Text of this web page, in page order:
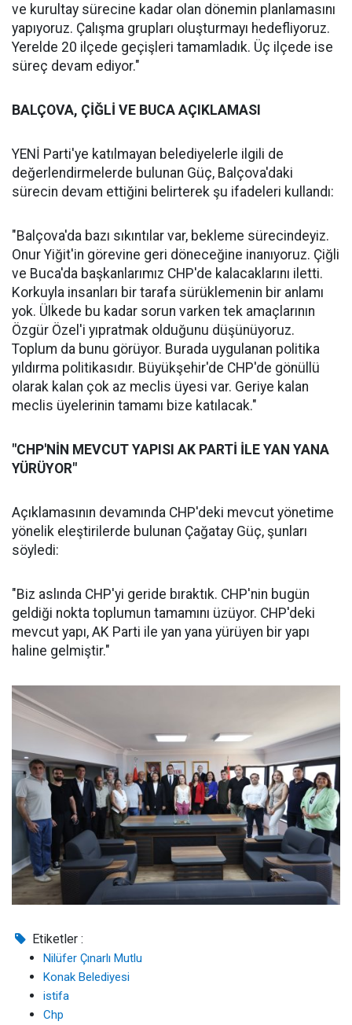
ve kurultay sürecine kadar olan dönemin planlamasını
yapıyoruz. Çalışma grupları oluşturmayı hedefliyoruz.
Yerelde 20 ilçede geçişleri tamamladık. Üç ilçede ise
süreç devam ediyor."
BALÇOVA, ÇİĞLİ VE BUCA AÇIKLAMASI
YENİ Parti'ye katılmayan belediyelerle ilgili de
değerlendirmelerde bulunan Güç, Balçova'daki
sürecin devam ettiğini belirterek şu ifadeleri kullandı:
"Balçova'da bazı sıkıntılar var, bekleme sürecindeyiz.
Onur Yiğit'in görevine geri döneceğine inanıyoruz. Çiğli
ve Buca'da başkanlarımız CHP'de kalacaklarını iletti.
Korkuyla insanları bir tarafa sürüklemenin bir anlamı
yok. Ülkede bu kadar sorun varken tek amaçlarının
Özgür Özel'i yıpratmak olduğunu düşünüyoruz.
Toplum da bunu görüyor. Burada uygulanan politika
yıldırma politikasıdır. Büyükşehir'de CHP'de gönüllü
olarak kalan çok az meclis üyesi var. Geriye kalan
meclis üyelerinin tamamı bize katılacak."
"CHP'NİN MEVCUT YAPISI AK PARTİ İLE YAN YANA
YÜRÜYOR"
Açıklamasının devamında CHP'deki mevcut yönetime
yönelik eleştirilerde bulunan Çağatay Güç, şunları
söyledi:
"Biz aslında CHP'yi geride bıraktık. CHP'nin bugün
geldiği nokta toplumun tamamını üzüyor. CHP'deki
mevcut yapı, AK Parti ile yan yana yürüyen bir yapı
haline gelmiştir."
Etiketler :
Nilüfer Çınarlı Mutlu
Konak Belediyesi
istifa
Chp